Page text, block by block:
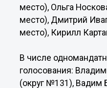
место), Ольга
место), Дмитрий
место), Кирилл
В числе
голосования:
(округ №131), Вадим